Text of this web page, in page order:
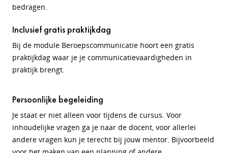
bedragen.
Inclusief gratis praktijkdag
Bij de module Beroepscommunicatie hoort een gratis
praktijkdag waar je je communicatievaardigheden in
praktijk brengt.
Persoonlijke begeleiding
Je staat er niet alleen voor tijdens de cursus. Voor
inhoudelijke vragen ga je naar de docent, voor allerlei
andere vragen kun je terecht bij jouw mentor. Bijvoorbeeld